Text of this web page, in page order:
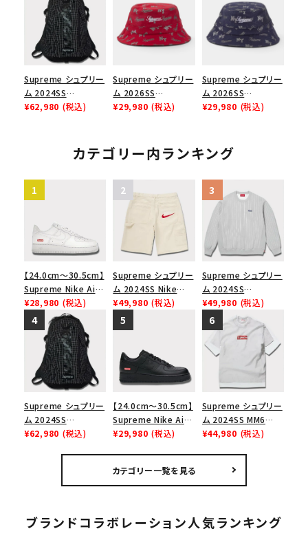
ース１スニーカー シ
ューズ ホワイト
メゾンマルジェラボッ
クスロゴTシャツ ホ
ワイト 白
ース１スニーカー シ
ューズ ブラック
Supreme シュプリー
ム 2024SS
Backpack バックパッ
¥62,980 (税込)
Supreme シュプリー
ム 2026SS
Monogram
ト レッド
¥29,980 (税込)
Supreme シュプリー
ム 2026SS
Monogram
ト ネイビー
¥29,980 (税込)
カテゴリー内ランキング
【24.0cm～30.5cm】
Supreme Nike Air
Force 1 Low シュプ
リーム ナイキエアフォ
ース１スニーカー シ
ューズ ホワイト
¥28,980 (税込)
Supreme シュプリー
ム 2024SS Nike
Denim Short ナイキ
デニムショーツ ナチュ
ラル
¥49,980 (税込)
Supreme シュプリー
ム 2024SS
Pinstripe
Crewneck ピンスト
ライプクルーネック
ヘザーグレー 灰
¥49,980 (税込)
Supreme シュプリー
ム 2024SS
Backpack バックパッ
¥62,980 (税込)
【24.0cm～30.5cm】
Supreme Nike Air
Force 1 Low シュプ
ューズ ブラック
¥29,980 (税込)
Supreme シュプリー
ム 2024SS MM6
Maison Margiela
クスロゴTシャツ ホ
ワイト 白
¥44,980 (税込)
カテゴリー一覧を見る
ブランドコラボレーション人気ランキング